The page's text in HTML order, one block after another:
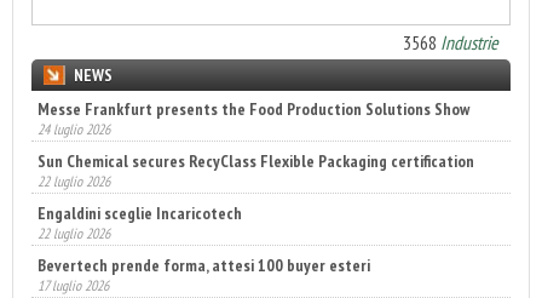
3568 Industrie
NEWS
Messe Frankfurt presents the Food Production Solutions Show
24 luglio 2026
Sun Chemical secures RecyClass Flexible Packaging certification
22 luglio 2026
Engaldini sceglie Incaricotech
22 luglio 2026
Bevertech prende forma, attesi 100 buyer esteri
17 luglio 2026